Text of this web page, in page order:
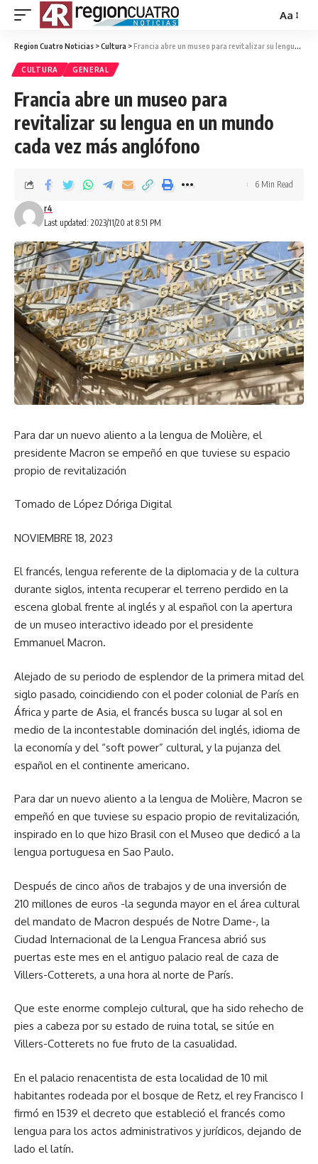
Aa
Region Cuatro Noticias >Cultura >Francia abre un museo para revitalizar su lengua en un mundo cada vez más anglófono
CULTURA GENERAL
Francia abre un museo para
revitalizar su lengua en un mundo
cada vez más anglófono
Last updated: 2023/11/20 at 8:51 PM
r4
6 Min Read
Para dar un nuevo aliento a la lengua de Molière, el
presidente Macron se empeñó en que tuviese su espacio
propio de revitalización
Tomado de López Dóriga Digital
NOVIEMBRE 18, 2023
El francés, lengua referente de la diplomacia y de la cultura
durante siglos, intenta recuperar el terreno perdido en la
escena global frente al inglés y al español con la apertura
de un museo interactivo ideado por el presidente
Emmanuel Macron.
Alejado de su periodo de esplendor de la primera mitad del
siglo pasado, coincidiendo con el poder colonial de París en
África y parte de Asia, el francés busca su lugar al sol en
medio de la incontestable dominación del inglés, idioma de
la economía y del “soft power” cultural, y la pujanza del
español en el continente americano.
Para dar un nuevo aliento a la lengua de Molière, Macron se
empeñó en que tuviese su espacio propio de revitalización,
inspirado en lo que hizo Brasil con el Museo que dedicó a la
lengua portuguesa en Sao Paulo.
Después de cinco años de trabajos y de una inversión de
210 millones de euros -la segunda mayor en el área cultural
del mandato de Macron después de Notre Dame-, la
Ciudad Internacional de la Lengua Francesa abrió sus
puertas este mes en el antiguo palacio real de caza de
Villers-Cotterets, a una hora al norte de París.
Que este enorme complejo cultural, que ha sido rehecho de
pies a cabeza por su estado de ruina total, se sitúe en
Villers-Cotterets no fue fruto de la casualidad.
En el palacio renacentista de esta localidad de 10 mil
habitantes rodeada por el bosque de Retz, el rey Francisco I
firmó en 1539 el decreto que estableció el francés como
lengua para los actos administrativos y jurídicos, dejando de
lado el latín.